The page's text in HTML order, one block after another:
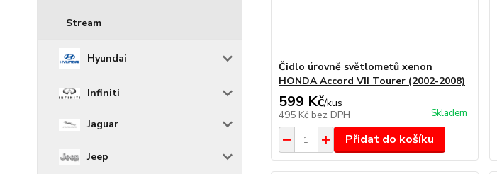
Stream
Hyundai
Infiniti
Jaguar
Jeep
Čidlo úrovně světlometů xenon
HONDA Accord VII Tourer (2002-2008)
599 Kč/kus
495 Kč bez DPH Skladem
Přidat do košíku